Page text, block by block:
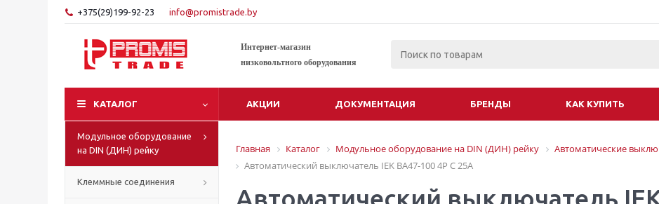
+375(29)199-92-23 info@promistrade.by
Интернет-магазин
низковольтного оборудования
КАТАЛОГ АКЦИИ ДОКУМЕНТАЦИЯ БРЕНДЫ КАК КУПИТЬ
Модульное оборудование
на DIN (ДИН) рейку
Клеммные соединения
Главная Каталог Модульное оборудование на DIN (ДИН) рейку
Автоматические
Автоматический выключатель IEK ВА47-100 4P C 25A
Автоматический выключатель